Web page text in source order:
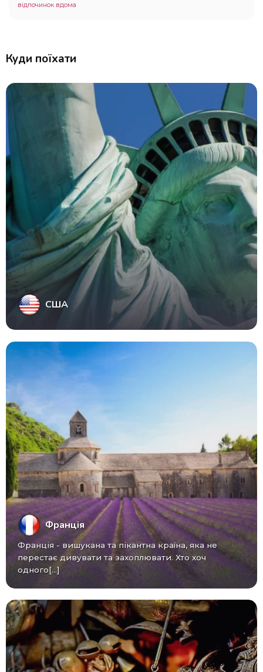
відпочинок вдома
Куди поїхати
США
Франція
Франція - вишукана та пікантна країна, яка не
перестає дивувати та захоплювати. Хто хоч
одного[...]